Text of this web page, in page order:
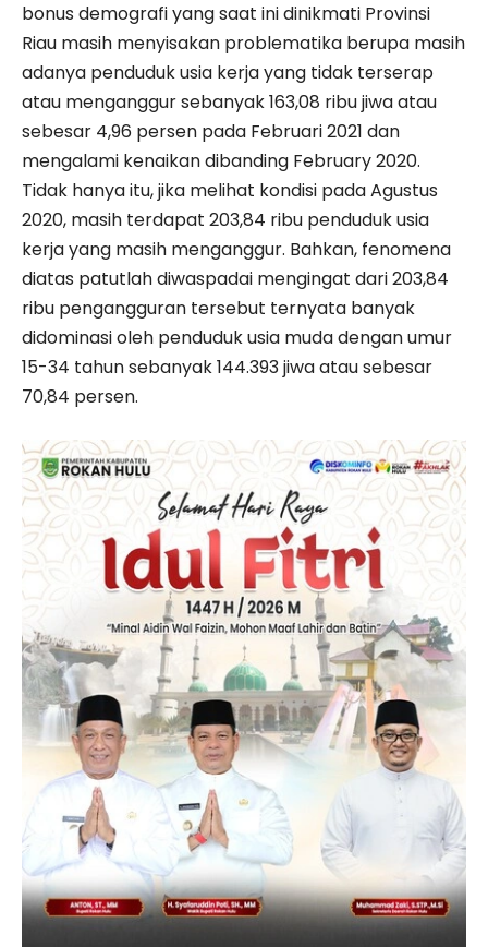
bonus demografi yang saat ini dinikmati Provinsi
Riau masih menyisakan problematika berupa masih
adanya penduduk usia kerja yang tidak terserap
atau menganggur sebanyak 163,08 ribu jiwa atau
sebesar 4,96 persen pada Februari 2021 dan
mengalami kenaikan dibanding February 2020.
Tidak hanya itu, jika melihat kondisi pada Agustus
2020, masih terdapat 203,84 ribu penduduk usia
kerja yang masih menganggur. Bahkan, fenomena
diatas patutlah diwaspadai mengingat dari 203,84
ribu pengangguran tersebut ternyata banyak
didominasi oleh penduduk usia muda dengan umur
15-34 tahun sebanyak 144.393 jiwa atau sebesar
70,84 persen.